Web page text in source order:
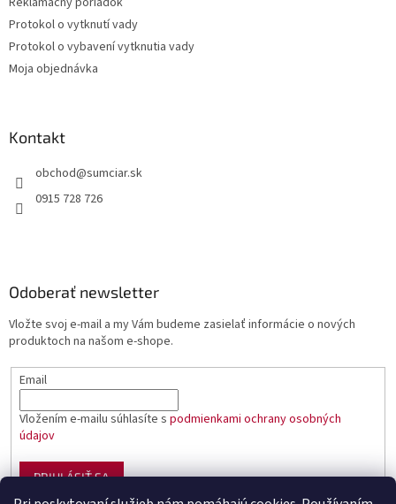
Protokol o vytknutí vady
Protokol o vybavení vytknutia vady
Moja objednávka
Kontakt
obchod@sumciar.sk
0915 728 726
Odoberať newsletter
Vložte svoj e-mail a my Vám budeme zasielať informácie o nových
produktoch na našom e-shope.
Email
Vložením e-mailu súhlasíte s podmienkami ochrany osobných
údajov
PRIHLÁSIŤ SA